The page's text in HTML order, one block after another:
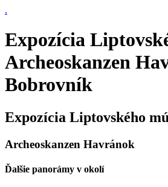
.
Expozícia
Archeoskanzen
Bobrovník
Expozícia Liptovského
Archeoskanzen Havránok
Ďalšie panorámy v okolí